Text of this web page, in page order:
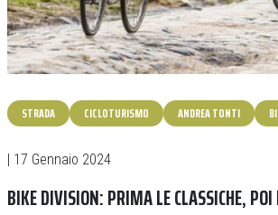
STRADA CICLOTURISMO ANDREA TONTI
| 17 Gennaio 2024
BIKE DIVISION: PRIMA LE CLASSICHE,